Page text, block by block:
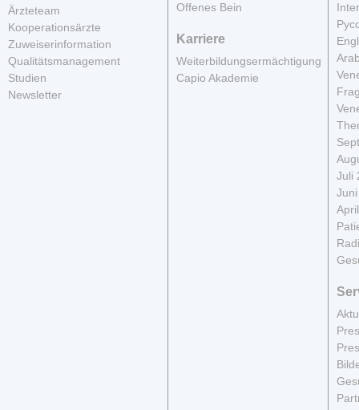
Ärzteteam
Kooperationsärzte
Zuweiserinformation
Qualitätsmanagement
Studien
Newsletter
Offenes Bein
Karriere
Weiterbildungsermächtigung
Capio Akademie
Juli